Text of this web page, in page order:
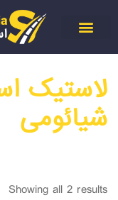
لاستیک
شیائومی
Showing all 2 results